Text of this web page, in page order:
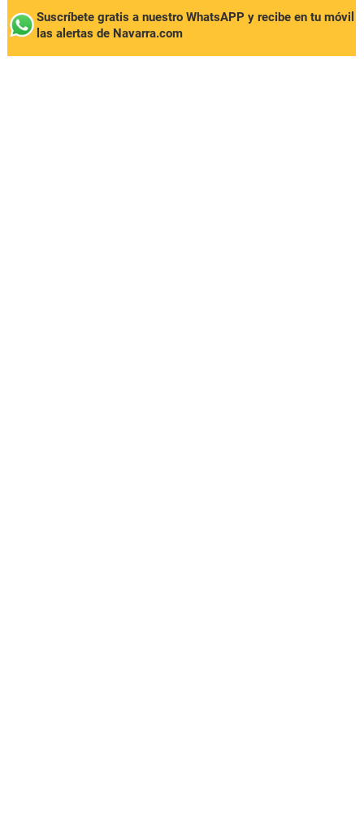
Suscríbete gratis a nuestro WhatsAPP y recibe en tu móvil
las alertas de Navarra.com